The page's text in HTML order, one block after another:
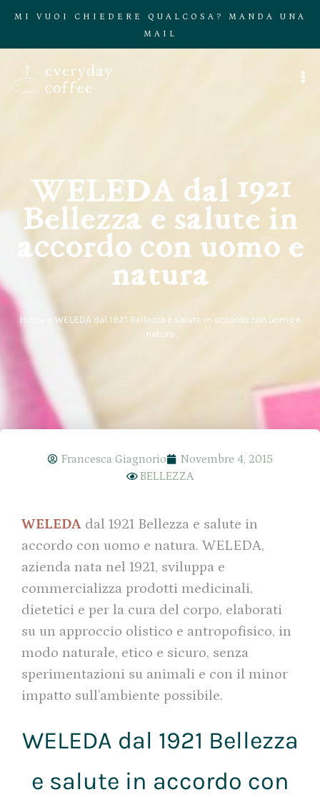
MI VUOI CHIEDERE QUALCOSA? MANDA UNA
MAIL
WELEDA dal 1921
Bellezza e salute in
accordo con uomo e
natura
Home
WELEDA dal 1921 Bellezza e salute in accordo con uomo e
natura
Francesca Giagnorio
Novembre 4, 2015
BELLEZZA
WELEDA dal 1921 Bellezza e salute in
accordo con uomo e natura. WELEDA,
azienda nata nel 1921, sviluppa e
commercializza prodotti medicinali,
dietetici e per la cura del corpo, elaborati
su un approccio olistico e antropofisico, in
modo naturale, etico e sicuro, senza
sperimentazioni su animali e con il minor
impatto sull’ambiente possibile.
WELEDA dal 1921 Bellezza
e salute in accordo con